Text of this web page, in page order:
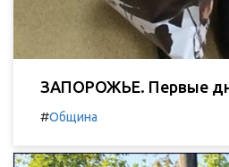
ЗАПОРОЖЬЕ. Первые
#Община